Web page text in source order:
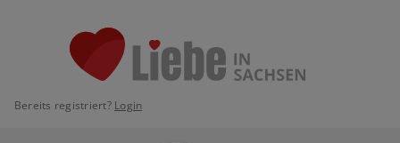
Bereits registriert? Login